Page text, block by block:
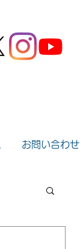
お問い合わせ